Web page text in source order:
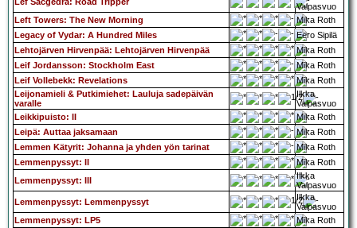
Valpasvuo
Left Towers: The New Morning
Mika Roth
Legacy of Vydar: A Hundred Miles
Eero Sipilä
Lehtojärven Hirvenpää: Lehtojärven Hirvenpää
Mika Roth
Leif Jordansson: Stockholm East
Mika Roth
Leif Vollebekk: Revelations
Mika Roth
Leijonamieli & Putkimiehet: Lauluja sadepäivän
varalle
Ilkka
Valpasvuo
Leikkipuisto: II
Mika Roth
Leipä: Auttaa jaksamaan
Mika Roth
Lemmen Kätyrit: Johanna ja yhden yön tarinat
Mika Roth
Lemmenpyssyt: II
Mika Roth
Lemmenpyssyt: III
Ilkka
Valpasvuo
Lemmenpyssyt: Lemmenpyssyt
Ilkka
Valpasvuo
Lemmenpyssyt: LP5
Mika Roth